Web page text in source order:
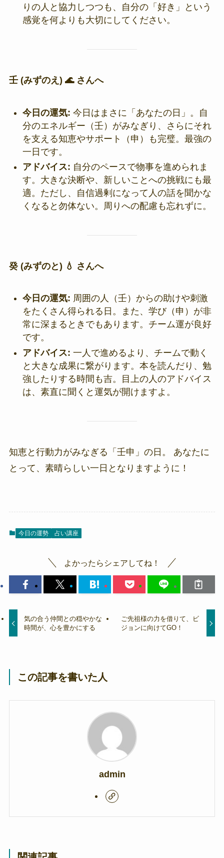
りの人と協力しつつも、自分の「好き」という
感覚を何よりも大切にしてください。
壬 (みずのえ) 🌊 さんへ
今日の運気: 今日はまさに「あなたの日」。自
分のエネルギー（壬）がみなぎり、さらにそれ
を支える知恵やサポート（申）も完璧。最強の
一日です。
アドバイス: 自分のペースで物事を進められま
す。大きな決断や、新しいことへの挑戦にも最
適。ただし、自信過剰になって人の話を聞かな
くなると勿体ない。周りへの配慮も忘れずに。
癸 (みずのと) 💧 さんへ
今日の運気: 周囲の人（壬）からの助けや刺激
をたくさん得られる日。また、学び（申）が非
常に深まるときでもあります。チーム運が良好
です。
アドバイス: 一人で進めるより、チームで動く
と大きな成果に繋がります。本を読んだり、勉
強したりする時間も吉。目上の人のアドバイス
は、素直に聞くと運気が開けますよ。
知恵と行動力がみなぎる「壬申」の日。 あなたに
とって、素晴らしい一日となりますように！
今日の運勢 占い講座
よかったらシェアしてね！
気の合う仲間との穏やかな
時間が、心を豊かにする
ご先祖様の力を借りて、ビ
ジョンに向けてGO！
この記事を書いた人
admin